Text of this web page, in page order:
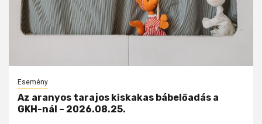
Esemény
Az aranyos tarajos kiskakas bábelőadás a
GKH-nál – 2026.08.25.